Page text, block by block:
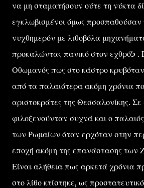
να μη σταματήσουν ούτε τη νύκτα
εγκλωβισμένοι όμως
νυχθημερόν με λιθοβόλα
προκαλώντας πανικό στον εχθρό5 .
Οθωμανός πως στο κάστρο
από τα παλαιότερα ακόμη χρόνια
αριστοκράτες της Θεσσαλονίκης.
φιλοξενούνταν συχνά και ο
των Ρωμαίων όταν ερχόταν στην
εποχή ακόμη της επανάστασης των
Είναι αλήθεια πως αρκετά χρόνια
στο λίθο κτίστηκε, ως